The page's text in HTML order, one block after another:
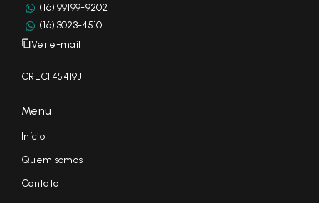
(16) 99199-9202
(16) 3023-4510
Ver e-mail
CRECI 45419J
Menu
Início
Quem somos
Contato